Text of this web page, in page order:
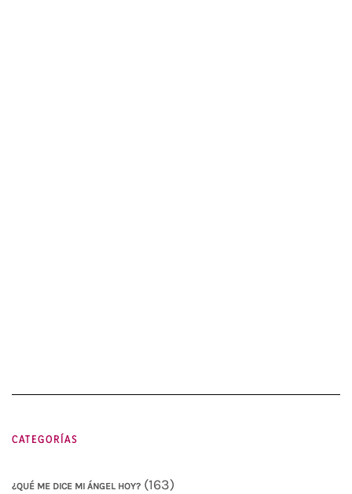
CATEGORÍAS
¿QUÉ ME DICE MI ÁNGEL HOY? (163)